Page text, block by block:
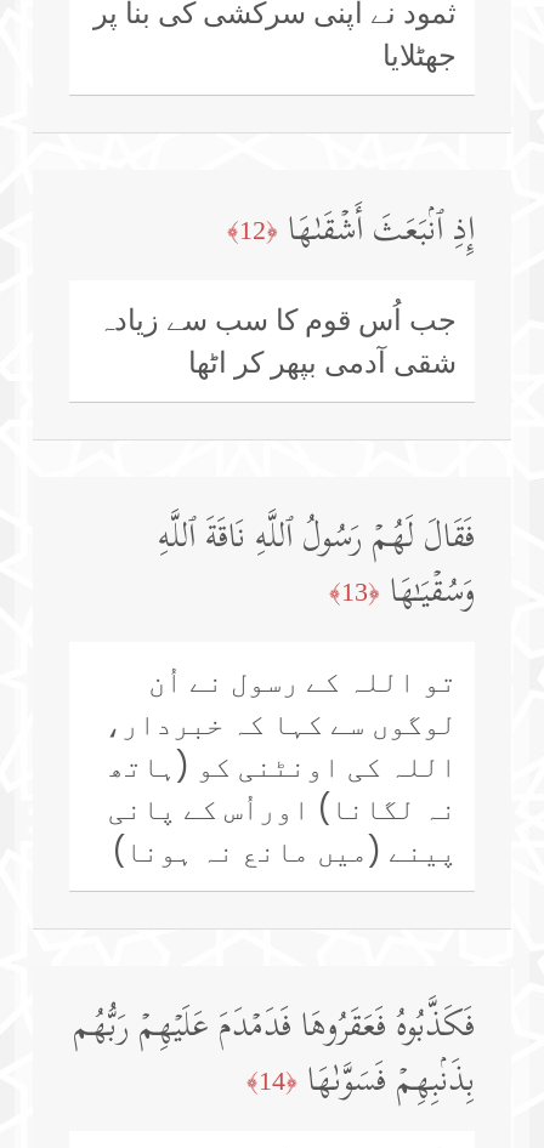
ثمود نے اپنی سرکشی کی بنا پر
جھٹلایا
إِذِ ٱنۢبَعَثَ أَشۡقَىٰهَا ﴿12﴾
جب اُس قوم کا سب سے زیادہ
شقی آدمی بپھر کر اٹھا
فَقَالَ لَهُمۡ رَسُولُ ٱللَّهِ نَاقَةَ ٱللَّهِ
وَسُقۡیَـٰهَا ﴿13﴾
تو اللہ کے رسول نے اُن
لوگوں سے کہا کہ خبردار،
اللہ کی اونٹنی کو (ہاتھ
نہ لگانا) اوراُس کے پانی
پینے (میں مانع نہ ہونا)
فَكَذَّبُوهُ فَعَقَرُوهَا فَدَمۡدَمَ عَلَیۡهِمۡ رَبُّهُم
بِذَنۢبِهِمۡ فَسَوَّىٰهَا ﴿14﴾